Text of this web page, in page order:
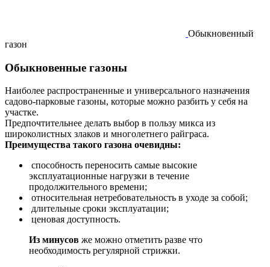
Обыкновенный
газон
Обыкновенные газоны
Наиболее распространенные и универсального назначения
садово-парковые газоны, которые можно разбить у себя на
участке.
Предпочтительнее делать выбор в пользу микса из
широколистных злаков и многолетнего райграса.
Преимущества такого газона очевидны:
способность переносить самые высокие
эксплуатационные нагрузки в течение
продолжительного времени;
относительная нетребовательность в уходе за собой;
длительные сроки эксплуатации;
ценовая доступность.
Из минусов же можно отметить разве что
необходимость регулярной стрижки.